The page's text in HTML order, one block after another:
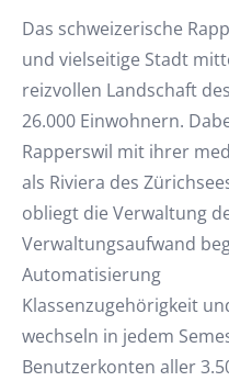
Das schweizerische
und vielseitige Stadt
reizvollen Landschaft
26.000 Einwohnern.
Rapperswil mit ihrer
als Riviera des
obliegt die Verwaltung
Verwaltungsaufwand
Automatisierung
Klassenzugehörigkeit
wechseln in jedem
Benutzerkonten aller